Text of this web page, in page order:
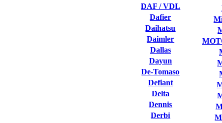
DAF / VDL
Dafier
Daihatsu
Daimler
Dallas
Dayun
De-Tomaso
Defiant
Delta
Dennis
Derbi